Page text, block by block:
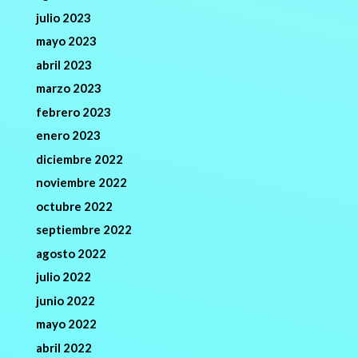
julio 2023
mayo 2023
abril 2023
marzo 2023
febrero 2023
enero 2023
diciembre 2022
noviembre 2022
octubre 2022
septiembre 2022
agosto 2022
julio 2022
junio 2022
mayo 2022
abril 2022